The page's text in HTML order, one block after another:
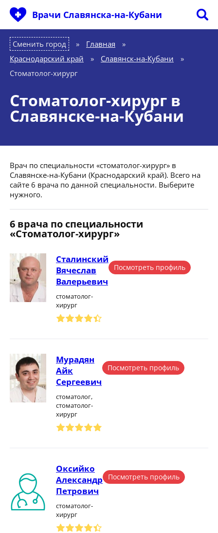
Врачи Славянска-на-Кубани
Сменить город Главная
»
Краснодарский край
» Славянск-на-Кубани
»
Стоматолог-хирург
Стоматолог-хирург в
Славянске-на-Кубани
Врач по специальности «стоматолог-хирург» в
Славянске-на-Кубани (Краснодарский край). Всего на
сайте 6 врача по данной специальности. Выберите
нужного.
6 врача по специальности
«Стоматолог-хирург»
Сталинский
Вячеслав
Валерьевич
стоматолог-
хирург
Посмотреть профиль
Мурадян
Айк
Сергеевич
стоматолог,
стоматолог-
хирург
Посмотреть профиль
Оксийко
Александр
Петрович
стоматолог-
хирург
Посмотреть профиль